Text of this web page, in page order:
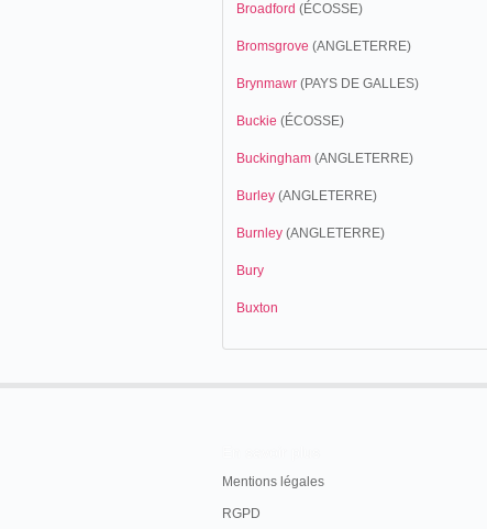
Broadford (ÉCOSSE)
Bromsgrove (ANGLETERRE)
Brynmawr (PAYS DE GALLES)
Buckie (ÉCOSSE)
Buckingham (ANGLETERRE)
Burley (ANGLETERRE)
Burnley (ANGLETERRE)
Bury
Buxton
Mentions légales
RGPD